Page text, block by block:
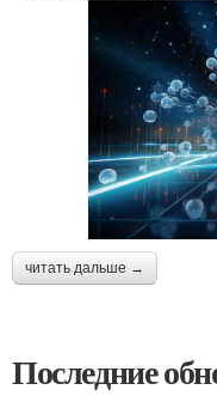
читать дальше →
Последние